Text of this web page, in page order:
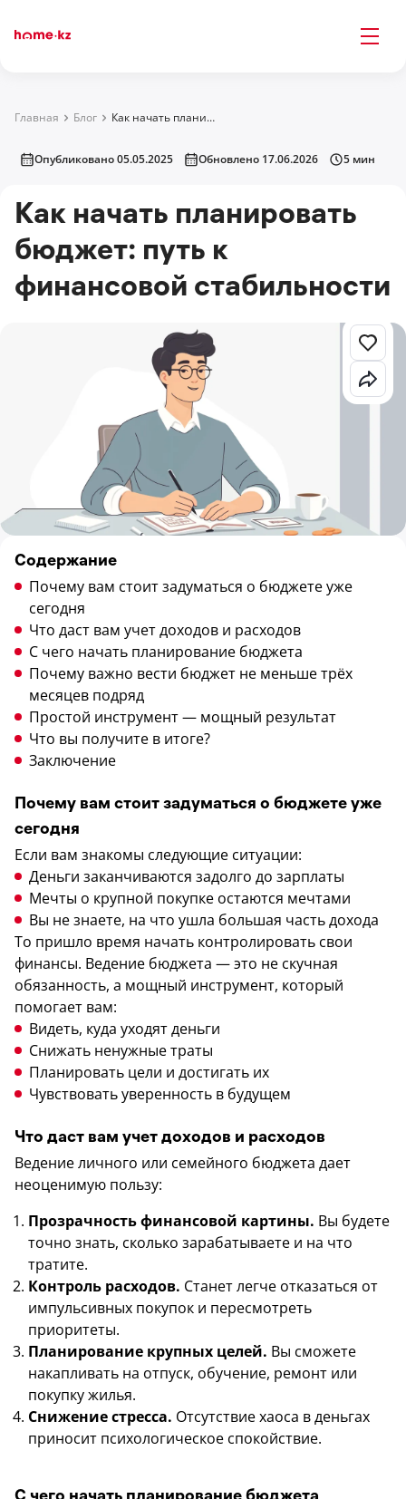
Главная Блог Как начать планировать бюджет: путь к финансовой стабильности
Опубликовано 05.05.2025 Обновлено 17.06.2026 5 мин
Как начать планировать
бюджет: путь к
финансовой стабильности
Содержание
Почему вам стоит задуматься о бюджете уже
сегодня
Что даст вам учет доходов и расходов
С чего начать планирование бюджета
Почему важно вести бюджет не меньше трёх
месяцев подряд
Простой инструмент — мощный результат
Что вы получите в итоге?
Заключение
Почему вам стоит задуматься о бюджете уже
сегодня
Если вам знакомы следующие ситуации:
Деньги заканчиваются задолго до зарплаты
Мечты о крупной покупке остаются мечтами
Вы не знаете, на что ушла большая часть дохода
То пришло время начать контролировать свои
финансы. Ведение бюджета — это не скучная
обязанность, а мощный инструмент, который
помогает вам:
Видеть, куда уходят деньги
Снижать ненужные траты
Планировать цели и достигать их
Чувствовать уверенность в будущем
Что даст вам учет доходов и расходов
Ведение личного или семейного бюджета дает
неоценимую пользу:
Прозрачность финансовой картины. Вы будете
точно знать, сколько зарабатываете и на что
тратите.
Контроль расходов. Станет легче отказаться от
импульсивных покупок и пересмотреть
приоритеты.
Планирование крупных целей. Вы сможете
накапливать на отпуск, обучение, ремонт или
покупку жилья.
Снижение стресса. Отсутствие хаоса в деньгах
приносит психологическое спокойствие.